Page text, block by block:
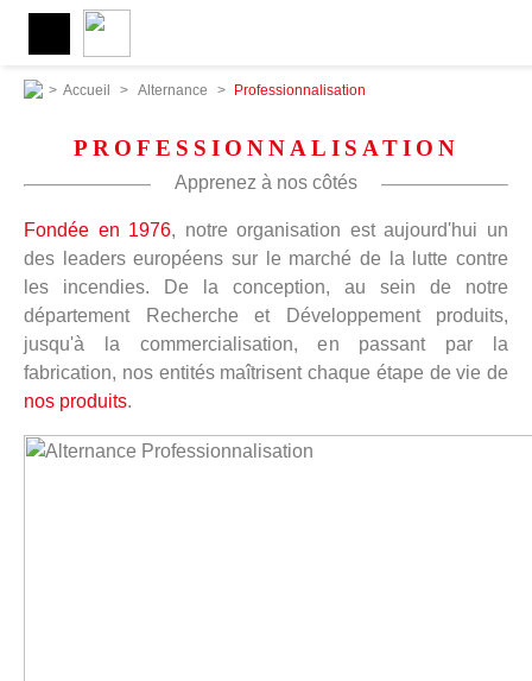
> Accueil > Alternance > Professionnalisation
PROFESSIONNALISATION
Apprenez à nos côtés
Fondée en 1976, notre organisation est aujourd'hui un
des leaders européens sur le marché de la lutte contre
les incendies. De la conception, au sein de notre
département Recherche et Développement produits,
jusqu'à la commercialisation, en passant par la
fabrication, nos entités maîtrisent chaque étape de vie de
nos produits.